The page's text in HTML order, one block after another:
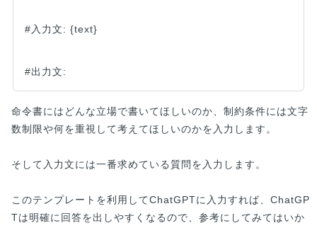
#入力文: {text}
#出力文:
命令書にはどんな立場で書いてほしいのか、制約条件には文字
数制限や何を重視して考えてほしいのかを入力します。
そして入力文には一番求めている質問を入力します。
このテンプレートを利用してChatGPTに入力すれば、ChatGP
Tは明確に回答を出しやすくなるので、参考にしてみてはいか